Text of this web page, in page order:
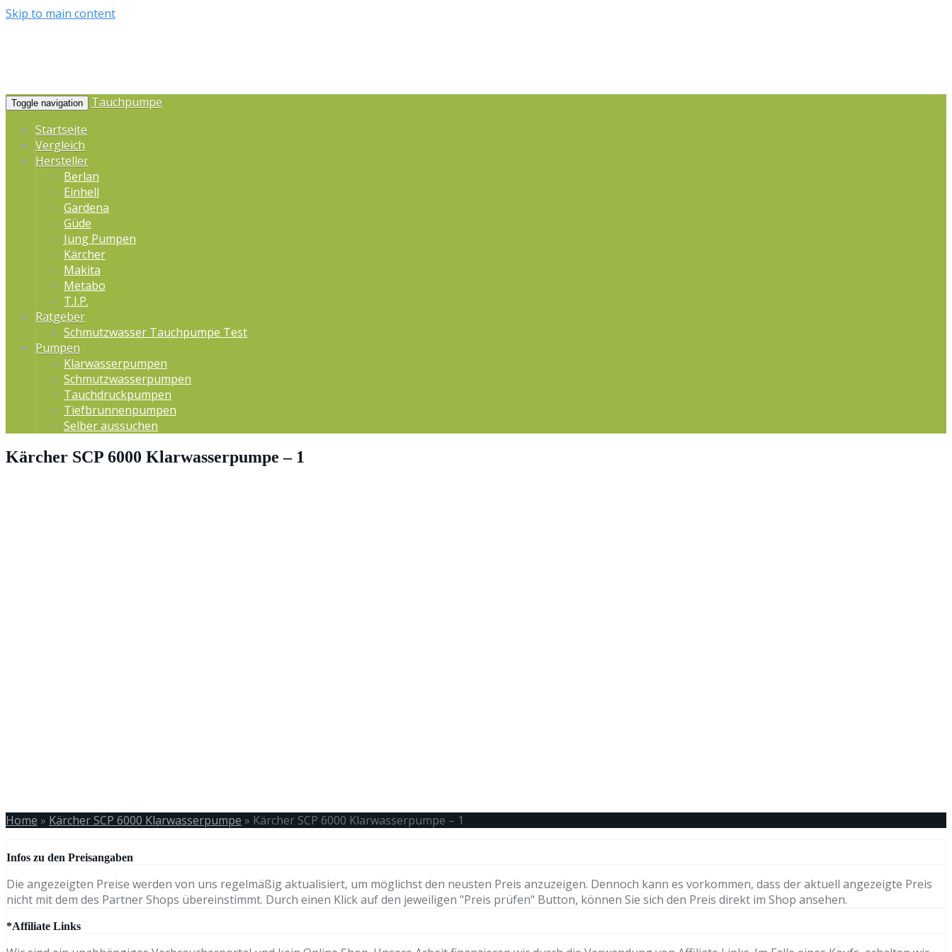
Skip to main content
Toggle navigation
Tauchpumpe
Startseite
Vergleich
Hersteller
Berlan
Einhell
Gardena
Güde
Jung Pumpen
Kärcher
Makita
Metabo
T.I.P.
Ratgeber
Schmutzwasser Tauchpumpe Test
Pumpen
Klarwasserpumpen
Schmutzwasserpumpen
Tauchdruckpumpen
Tiefbrunnenpumpen
Selber aussuchen
Kärcher SCP 6000 Klarwasserpumpe – 1
Home » Kärcher SCP 6000 Klarwasserpumpe » Kärcher SCP 6000 Klarwasserpumpe – 1
Infos zu den Preisangaben
Die angezeigten Preise werden von uns regelmäßig aktualisiert, um möglichst den neusten Preis anzuzeigen. Dennoch kann es vorkommen, dass der aktuell angezeigte Preis
nicht mit dem des Partner Shops übereinstimmt. Durch einen Klick auf den jeweiligen "Preis prüfen" Button, können Sie sich den Preis direkt im Shop ansehen.
*Affiliate Links